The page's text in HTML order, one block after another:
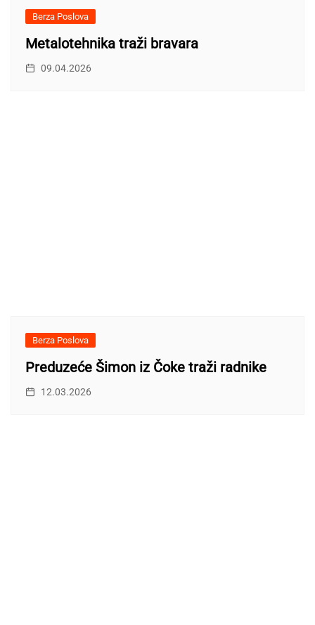
Berza Poslova
Metalotehnika traži bravara
09.04.2026
Berza Poslova
Preduzeće Šimon iz Čoke traži radnike
12.03.2026